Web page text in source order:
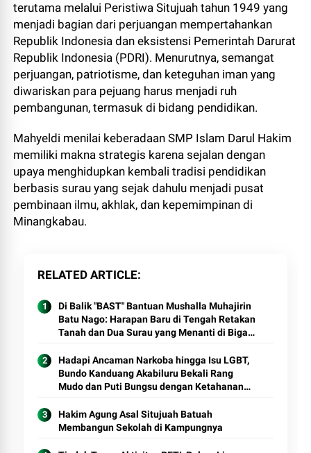
terutama melalui Peristiwa Situjuah tahun 1949 yang
menjadi bagian dari perjuangan mempertahankan
Republik Indonesia dan eksistensi Pemerintah Darurat
Republik Indonesia (PDRI). Menurutnya, semangat
perjuangan, patriotisme, dan keteguhan iman yang
diwariskan para pejuang harus menjadi ruh
pembangunan, termasuk di bidang pendidikan.
Mahyeldi menilai keberadaan SMP Islam Darul Hakim
memiliki makna strategis karena sejalan dengan
upaya menghidupkan kembali tradisi pendidikan
berbasis surau yang sejak dahulu menjadi pusat
pembinaan ilmu, akhlak, dan kepemimpinan di
Minangkabau.
RELATED ARTICLE
Di Balik "BAST" Bantuan Mushalla Muhajirin
Batu Nago: Harapan Baru di Tengah Retakan
Tanah dan Dua Surau yang Menanti di Bigau,
Hadapi Ancaman Narkoba hingga Isu LGBT,
Bundo Kanduang Akabiluru Bekali Rang
Mudo dan Puti Bungsu dengan Ketahanan
Hakim Agung Asal Situjuah Batuah
Membangun Sekolah di Kampungnya